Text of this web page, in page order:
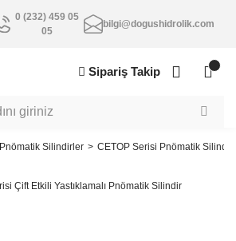
0 (232) 459 05
05
bilgi@dogushidrolik.com
Sipariş Takip
Pnömatik Silindirler CETOP Serisi Pnömatik